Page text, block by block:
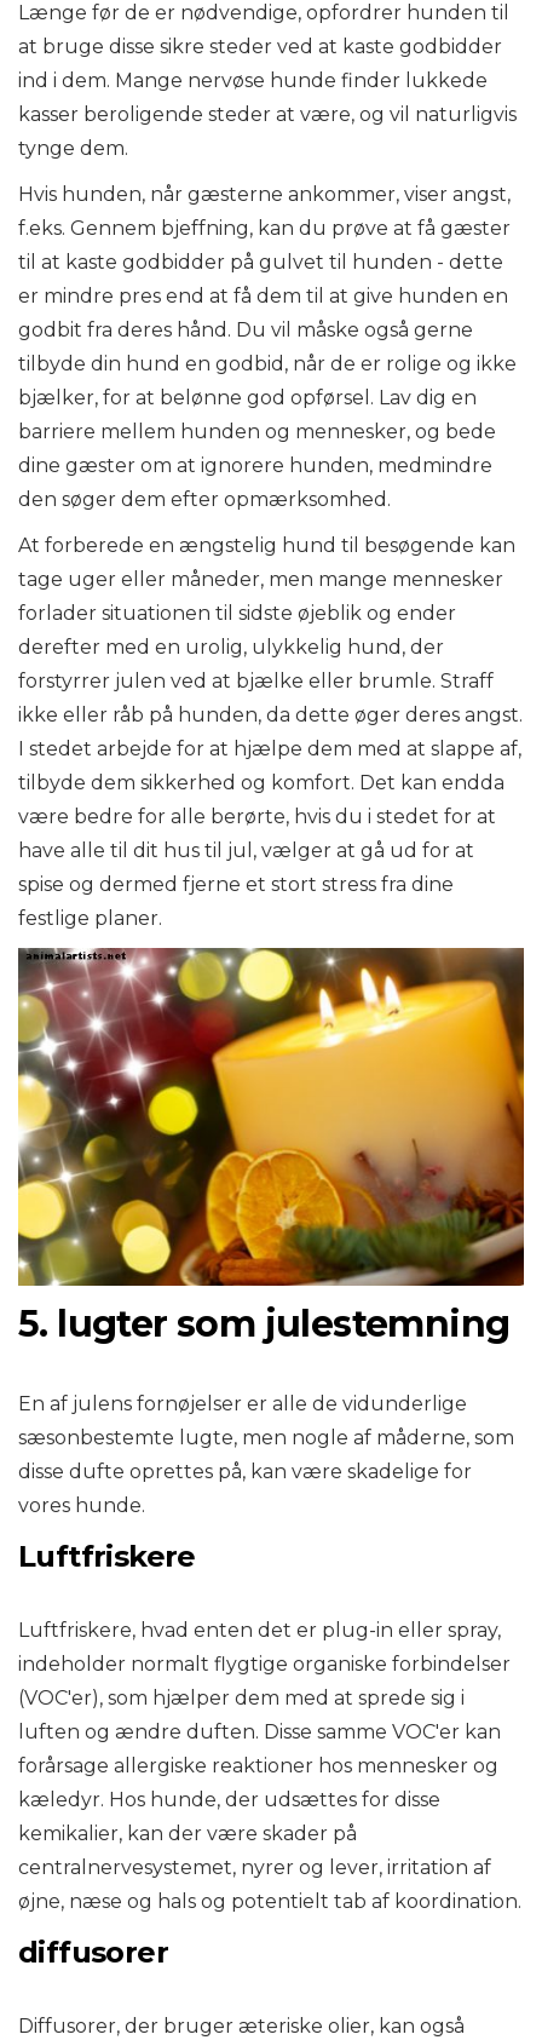
Længe før de er nødvendige, opfordrer hunden til
at bruge disse sikre steder ved at kaste godbidder
ind i dem. Mange nervøse hunde finder lukkede
kasser beroligende steder at være, og vil naturligvis
tynge dem.
Hvis hunden, når gæsterne ankommer, viser angst,
f.eks. Gennem bjeffning, kan du prøve at få gæster
til at kaste godbidder på gulvet til hunden - dette
er mindre pres end at få dem til at give hunden en
godbit fra deres hånd. Du vil måske også gerne
tilbyde din hund en godbid, når de er rolige og ikke
bjælker, for at belønne god opførsel. Lav dig en
barriere mellem hunden og mennesker, og bede
dine gæster om at ignorere hunden, medmindre
den søger dem efter opmærksomhed.
At forberede en ængstelig hund til besøgende kan
tage uger eller måneder, men mange mennesker
forlader situationen til sidste øjeblik og ender
derefter med en urolig, ulykkelig hund, der
forstyrrer julen ved at bjælke eller brumle. Straff
ikke eller råb på hunden, da dette øger deres angst.
I stedet arbejde for at hjælpe dem med at slappe af,
tilbyde dem sikkerhed og komfort. Det kan endda
være bedre for alle berørte, hvis du i stedet for at
have alle til dit hus til jul, vælger at gå ud for at
spise og dermed fjerne et stort stress fra dine
festlige planer.
5. lugter som julestemning
En af julens fornøjelser er alle de vidunderlige
sæsonbestemte lugte, men nogle af måderne, som
disse dufte oprettes på, kan være skadelige for
vores hunde.
Luftfriskere
Luftfriskere, hvad enten det er plug-in eller spray,
indeholder normalt flygtige organiske forbindelser
(VOC'er), som hjælper dem med at sprede sig i
luften og ændre duften. Disse samme VOC'er kan
forårsage allergiske reaktioner hos mennesker og
kæledyr. Hos hunde, der udsættes for disse
kemikalier, kan der være skader på
centralnervesystemet, nyrer og lever, irritation af
øjne, næse og hals og potentielt tab af koordination.
diffusorer
Diffusorer, der bruger æteriske olier, kan også